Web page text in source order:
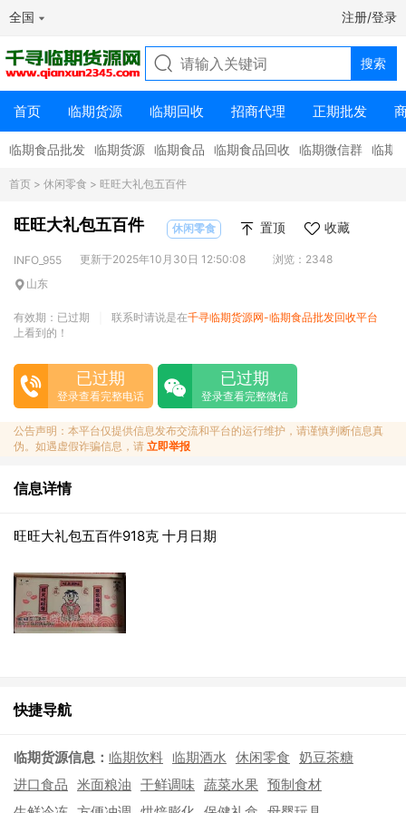
全国 注册/登录
首页 临期货源 临期回收 招商代理 正期批发
临期食品批发 临期货源 临期食品 临期食品回收 临期微信群 临期
首页 > 休闲零食 > 旺旺大礼包五百件
旺旺大礼包五百件 休闲零食 置顶 收藏
INFO_955 更新于2025年10月30日 12:50:08
浏览：2348
山东
有效期：已过期 联系时请说是在千寻临期货源网-临期食品批发回收平台
上看到的！
已过期
登录查看完整电话
已过期
登录查看完整微信
公告声明：本平台仅提供信息发布交流和平台的运行维护，请谨慎判断信息真
伪。如遇虚假诈骗信息，请 立即举报
信息详情
旺旺大礼包五百件918克 十月日期
快捷导航
临期货源信息： 临期饮料 临期酒水 休闲零食 奶豆茶糖
进口食品 米面粮油 干鲜调味 蔬菜水果 预制食材